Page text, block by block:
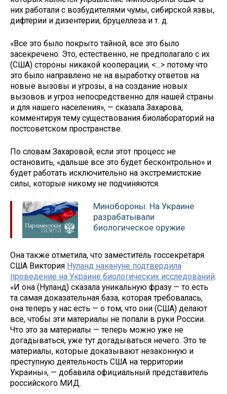
них работали с возбудителями чумы, сибирской язвы,
дифтерии и дизентерии, бруцеллеза и т. д.
«Все это было покрыто тайной, все это было
засекречено. Это, естественно, не предполагало с их
(США) стороны никакой кооперации, <...> потому что
это было направлено не на выработку ответов на
новые вызовы и угрозы, а на создание новых
вызовов и угроз непосредственно для нашей страны
и для нашего населения», — сказала Захарова,
комментируя тему существования биолабораторий на
постсоветском пространстве.
По словам Захаровой, если этот процесс не
остановить, «дальше все это будет бесконтрольно» и
будет работать исключительно на экстремистские
силы, которые никому не подчиняются.
Минобороны: На Украине
разрабатывали
биологическое оружие
Она также отметила, что заместитель госсекретаря
США Виктория Нуланд накануне подтвердила
проведение на Украине биологических исследований.
«И она (Нуланд) сказала уникальную фразу — то есть
та самая доказательная база, которая требовалась,
она теперь у нас есть — о том, что они (США) делают
все, чтобы эти материалы не попали в руки России.
Что это за материалы — теперь можно уже не
догадываться, уже тут догадываться нечего. Это те
материалы, которые доказывают незаконную и
преступную деятельность США на территории
Украины», — добавила официальный представитель
российского МИД.